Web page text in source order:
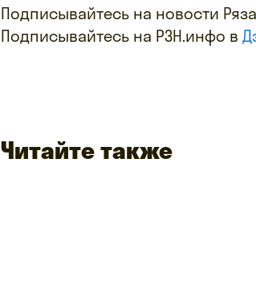
Подписывайтесь на новости
Подписывайтесь на РЗН.инфо в
Читайте также